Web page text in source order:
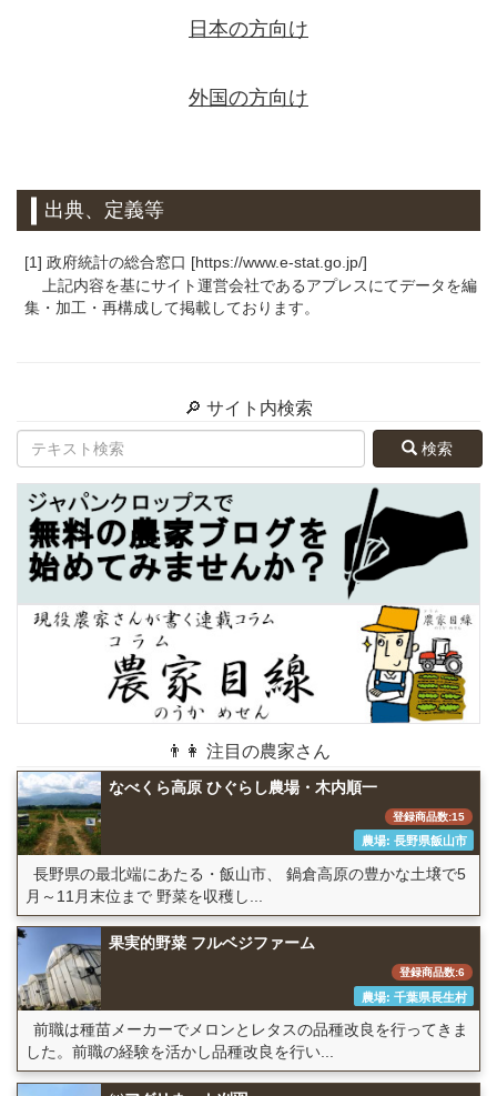
日本の方向け
外国の方向け
出典、定義等
[1] 政府統計の総合窓口 [https://www.e-stat.go.jp/]
上記内容を基にサイト運営会社であるアプレスにてデータを編
集・加工・再構成して掲載しております。
🔎 サイト内検索
検索
👨👩 注目の農家さん
なべくら高原 ひぐらし農場・木内順一
登録商品数:15
農場: 長野県飯山市
長野県の最北端にあたる・飯山市、 鍋倉高原の豊かな土壌で5
月～11月末位まで 野菜を収穫し...
果実的野菜 フルベジファーム
登録商品数:6
農場: 千葉県長生村
前職は種苗メーカーでメロンとレタスの品種改良を行ってきま
した。前職の経験を活かし品種改良を行い...